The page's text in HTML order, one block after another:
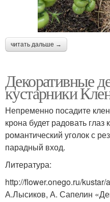
читать дальше →
Декоративные
кустарники
Непременно посадите
крона будет радовать глаз
романтический уголок с
парадный вход.
Литература:
http://flower.onego.ru/
А.Лысиков, А. Сапелин